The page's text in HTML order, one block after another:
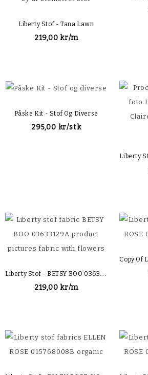
Liberty Stof - Tana Lawn
219,00 kr/m
Påske Kit - Stof Og Diverse
295,00 kr/stk
L
Iberty Stof - BETSY BOO 03633129A
219,00 kr/m